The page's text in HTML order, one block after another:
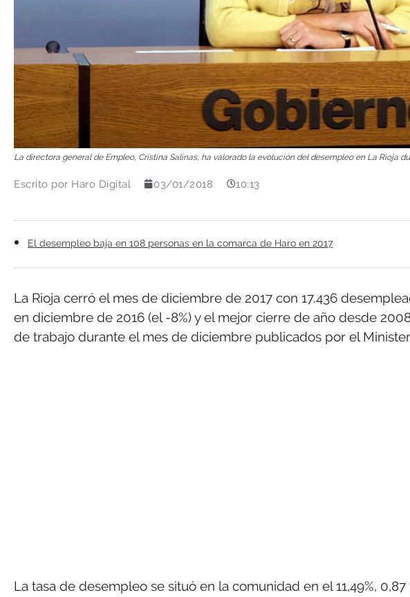
La directora general de Empleo, Cristina Salinas, ha valorado la evolución del desempleo en La Rioja
Escrito por Haro Digital 03/01/2018 10:13
El desempleo baja en 108 personas en la comarca de Haro en 2017
La Rioja cerró el mes de diciembre de 2017 con 17.436
en diciembre de 2016 (el -8%) y el mejor cierre de año desde
de trabajo durante el mes de diciembre publicados por el
La tasa de desempleo se situó en la comunidad en el 11,49%,